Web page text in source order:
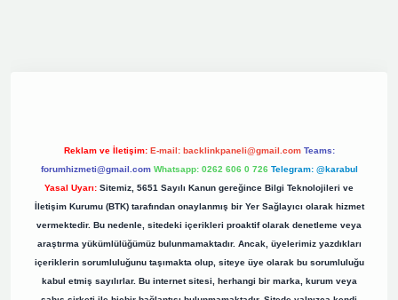
Reklam ve İletişim: E-mail: backlinkpaneli@gmail.com Teams:
forumhizmeti@gmail.com Whatsapp: 0262 606 0 726 Telegram: @karabul
Yasal Uyarı: Sitemiz, 5651 Sayılı Kanun gereğince Bilgi Teknolojileri ve
İletişim Kurumu (BTK) tarafından onaylanmış bir Yer Sağlayıcı olarak hizmet
vermektedir. Bu nedenle, sitedeki içerikleri proaktif olarak denetleme veya
araştırma yükümlülüğümüz bulunmamaktadır. Ancak, üyelerimiz yazdıkları
içeriklerin sorumluluğunu taşımakta olup, siteye üye olarak bu sorumluluğu
kabul etmiş sayılırlar. Bu internet sitesi, herhangi bir marka, kurum veya